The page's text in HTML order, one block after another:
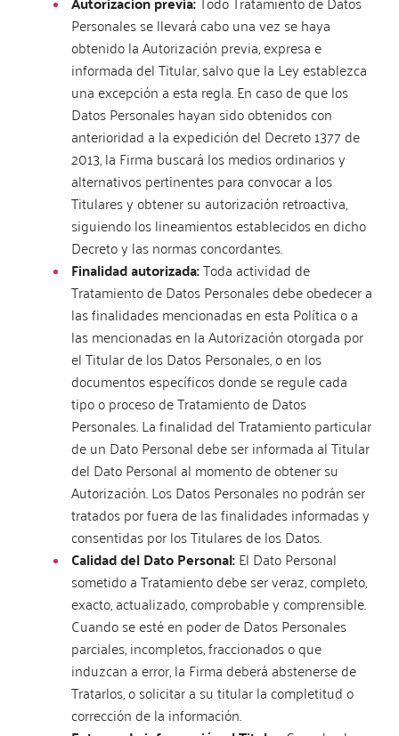
Personales se llevará cabo una vez se haya
obtenido la Autorización previa, expresa e
informada del Titular, salvo que la Ley establezca
una excepción a esta regla. En caso de que los
Datos Personales hayan sido obtenidos con
anterioridad a la expedición del Decreto 1377 de
2013, la Firma buscará los medios ordinarios y
alternativos pertinentes para convocar a los
Titulares y obtener su autorización retroactiva,
siguiendo los lineamientos establecidos en dicho
Decreto y las normas concordantes.
Finalidad autorizada:Toda actividad de
Tratamiento de Datos Personales debe obedecer a
las finalidades mencionadas en esta Política o a
las mencionadas en la Autorización otorgada por
el Titular de los Datos Personales, o en los
documentos específicos donde se regule cada
tipo o proceso de Tratamiento de Datos
Personales. La finalidad del Tratamiento particular
de un Dato Personal debe ser informada al Titular
del Dato Personal al momento de obtener su
Autorización. Los Datos Personales no podrán ser
tratados por fuera de las finalidades informadas y
consentidas por los Titulares de los Datos.
Calidad del Dato Personal:El Dato Personal
sometido a Tratamiento debe ser veraz, completo,
exacto, actualizado, comprobable y comprensible.
Cuando se esté en poder de Datos Personales
parciales, incompletos, fraccionados o que
induzcan a error, la Firma deberá abstenerse de
Tratarlos, o solicitar a su titular la completitud o
corrección de la información.